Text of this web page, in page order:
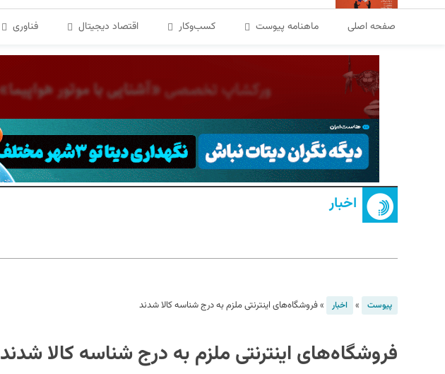
صفحه اصلی ماهنامه پیوست کسب‌و‌کار اقتصاد دیجیتال فناوری
اخبار
پیوست » اخبار »فروشگاه‌های اینترنتی ملزم به درج شناسه کالا شدند
فروشگاه‌های اینترنتی ملزم به درج شناسه کالا شدند